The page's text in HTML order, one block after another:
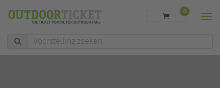
Voorstelling
zoeken
0